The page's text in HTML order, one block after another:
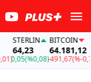
STERLIN
64,23
0,05(%0,08)
BITCOIN
64.181,12
-491,67(%-0,76)